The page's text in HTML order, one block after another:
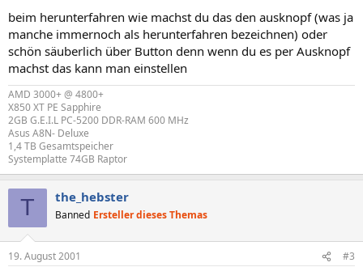
beim herunterfahren wie machst du das den ausknopf (was ja
manche immernoch als herunterfahren bezeichnen) oder
schön säuberlich über Button denn wenn du es per Ausknopf
machst das kann man einstellen
AMD 3000+ @ 4800+
X850 XT PE Sapphire
2GB G.E.I.L PC-5200 DDR-RAM 600 MHz
Asus A8N- Deluxe
1,4 TB Gesamtspeicher
Systemplatte 74GB Raptor
T the_hebster
Banned Ersteller dieses Themas
19. August 2001 #3